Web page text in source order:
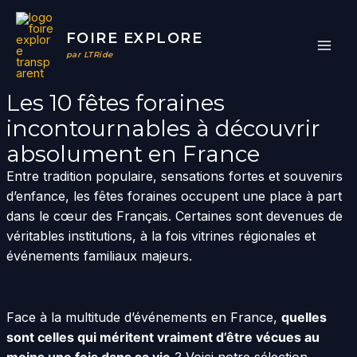
Aller
contenu
FOIRE EXPLORE
par LTRide
Les 10 fêtes foraines
incontournables à découvrir
absolument en France
Entre tradition populaire, sensations fortes et souvenirs
d’enfance, les fêtes foraines occupent une place à part
dans le cœur des Français. Certaines sont devenues de
véritables institutions, à la fois vitrines régionales et
événements familiaux majeurs.
Face à la multitude d’événements en France, quelles
sont celles qui méritent vraiment d’être vécues au